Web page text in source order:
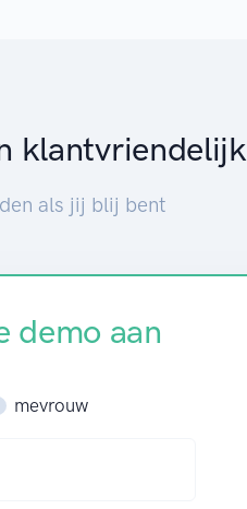
klantvriendelijk
als jij blij bent
demo aan
mevrouw